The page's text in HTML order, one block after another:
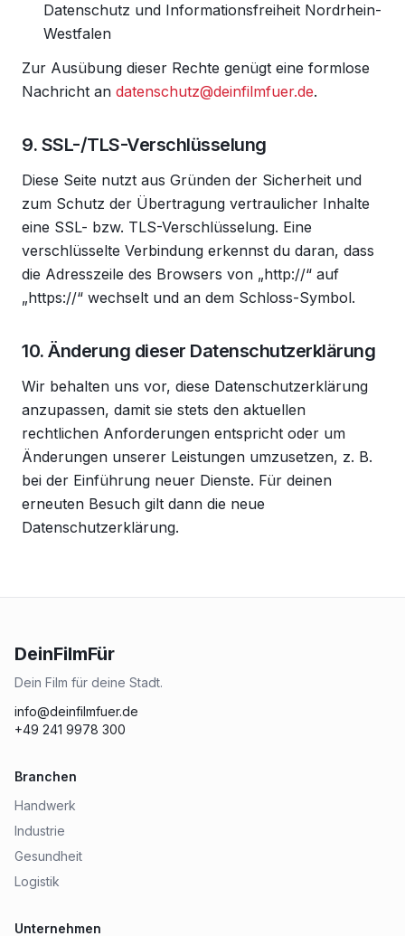
Datenschutz und Informationsfreiheit Nordrhein-
Westfalen
Zur Ausübung dieser Rechte genügt eine formlose
Nachricht an datenschutz@deinfilmfuer.de.
9. SSL-/TLS-Verschlüsselung
Diese Seite nutzt aus Gründen der Sicherheit und
zum Schutz der Übertragung vertraulicher Inhalte
eine SSL- bzw. TLS-Verschlüsselung. Eine
verschlüsselte Verbindung erkennst du daran, dass
die Adresszeile des Browsers von „http://“ auf
„https://“ wechselt und an dem Schloss-Symbol.
10. Änderung dieser Datenschutzerklärung
Wir behalten uns vor, diese Datenschutzerklärung
anzupassen, damit sie stets den aktuellen
rechtlichen Anforderungen entspricht oder um
Änderungen unserer Leistungen umzusetzen, z. B.
bei der Einführung neuer Dienste. Für deinen
erneuten Besuch gilt dann die neue
Datenschutzerklärung.
DeinFilmFür
Dein Film für deine Stadt.
info@deinfilmfuer.de
+49 241 9978 300
Branchen
Handwerk
Industrie
Gesundheit
Logistik
Unternehmen